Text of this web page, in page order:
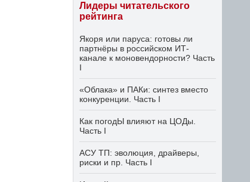
Лидеры читательского
рейтинга
Якоря или паруса: готовы ли
партнёры в российском ИТ-
канале к моновендорности? Часть
I
«Облака» и ПАКи: синтез вместо
конкуренции. Часть I
Как погодЫ влияют на ЦОДы.
Часть I
АСУ ТП: эволюция, драйверы,
риски и пр. Часть I